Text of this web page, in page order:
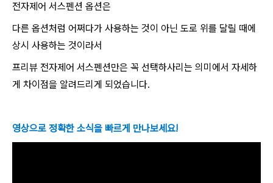
전자제어 서스펜션 옵션은
다른 옵션처럼 어쩌다가 사용하는 것이 아닌 도로 위를 달릴 때에
상시 사용하는 것이라서
프리뷰 전자제어 서스펜션만은 꼭 선택하사리는 의미에서 자세하
게 차이점을 알려드리게 되었습니다.
영상으로 정확한 소식을 빠르게 만나보세요!